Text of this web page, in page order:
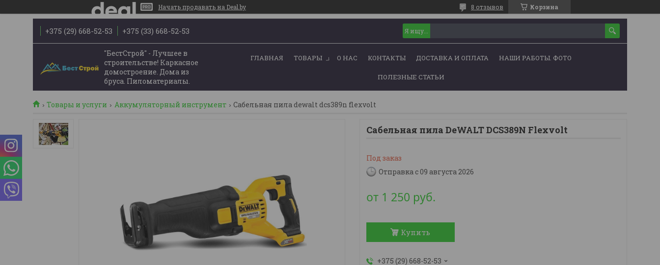
Начать продавать на Deal.by Корзина
8 отзывов
+375 (29) 668-52-53 +375 (33) 668-52-53
"БестСтрой" - Лучшее в
строительстве! Каркасное
домостроение. Дома из
бруса. Пиломатериалы.
ГЛАВНАЯ ТОВАРЫ О НАС КОНТАКТЫ ДОСТАВКА И ОПЛАТА НАШИ РАБОТЫ. ФОТО
ПОЛЕЗНЫЕ СТАТЬИ
Товары и услуги Аккумуляторный инструмент Сабельная пила dewalt dcs389n flexvolt
Сабельная пила DeWALT DCS389N Flexvolt
Под заказ
Отправка с 09 августа 2026
от 1 250 руб.
Купить
+375 (29) 668-52-53